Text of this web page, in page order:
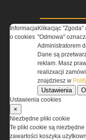
O NAS
Codzienne źródło
misjach bojowych,
Informacja
o cookies
Klikacjąc
"Odmowa"
Administratorem
Dane są
reklam. Masz
realizxacji
znajdziesz w
Ustawienia
Ustawienia cookies
×
Niezbędne pliki cookie
Te pliki cookie są niezbędne
zawartości koszyka